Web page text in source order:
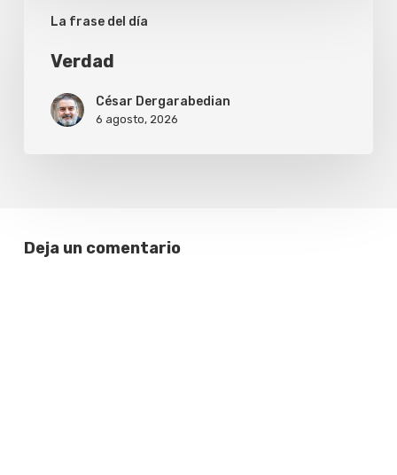
La frase del día
Verdad
César Dergarabedian
6 agosto, 2026
Deja un comentario